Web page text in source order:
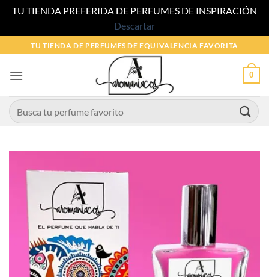
TU TIENDA PREFERIDA DE PERFUMES DE INSPIRACIÓN
Descartar
al
contenido
TU TIENDA DE PERFUMES DE EQUIVALENCIA FAVORITA
0
Buscar
por: